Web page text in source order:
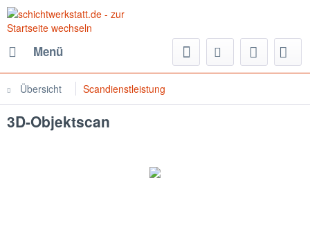
Menü
Übersicht Scandienstleistung
3D-Objektscan